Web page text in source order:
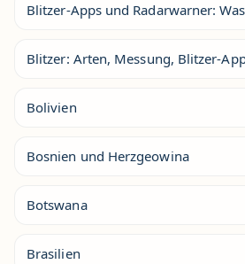
Blitzer-Apps und Radarwarner:
Blitzer: Arten, Messung, Blitzer-
Bolivien
Bosnien und Herzgeowina
Botswana
Brasilien